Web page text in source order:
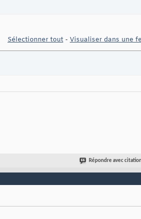
Sélectionner tout - Visualiser dans une
Répondre avec